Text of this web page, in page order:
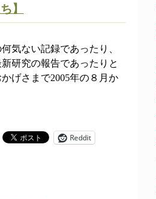
】
気ない記録であったり、
研究の報告であったりと
げさまで2005年の８月か
Reddit